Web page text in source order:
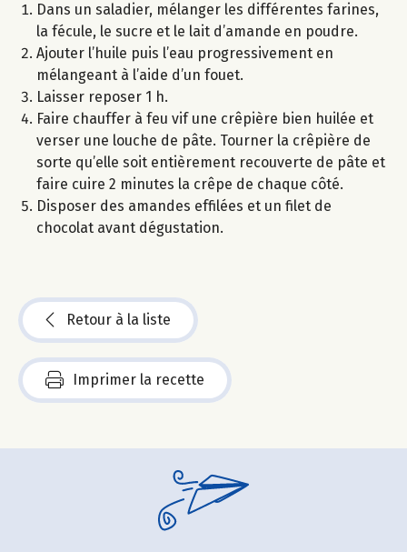
Dans un saladier, mélanger les différentes farines,
la fécule, le sucre et le lait d’amande en poudre.
Ajouter l’huile puis l’eau progressivement en
mélangeant à l’aide d’un fouet.
Laisser reposer 1 h.
Faire chauffer à feu vif une crêpière bien huilée et
verser une louche de pâte. Tourner la crêpière de
sorte qu’elle soit entièrement recouverte de pâte et
faire cuire 2 minutes la crêpe de chaque côté.
Disposer des amandes effilées et un filet de
chocolat avant dégustation.
Retour à la liste
Imprimer la recette